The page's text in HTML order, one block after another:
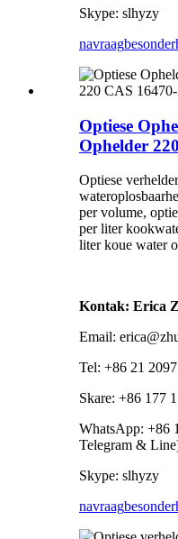
Skype: slhyzy
navraag
Optiese
Ophelder
Optiese
per volume,
per liter
liter koue water
Kontak: Erica
Email:
Tel: +86 21
Skare: +86 177
WhatsApp: +86
Telegram &
Skype: slhyzy
navraag